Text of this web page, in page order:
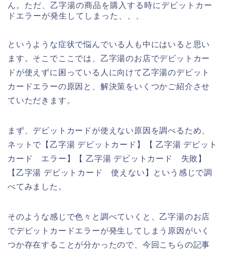
ん。ただ、乙字湯の商品を購入する時にデビットカー
ドエラーが発生してしまった、、、
というような症状で悩んでいる人も中にはいると思い
ます。そこでここでは、乙字湯のお店でデビットカー
ドが使えずに困っている人に向けて乙字湯のデビット
カードエラーの原因と、解決策をいくつかご紹介させ
ていただきます。
まず、デビットカードが使えない原因を調べるため、
ネットで【乙字湯 デビットカード】【 乙字湯 デビット
カード エラー】【 乙字湯 デビットカード 失敗】
【乙字湯 デビットカード 使えない】という感じで調
べてみました。
そのような感じで色々と調べていくと、乙字湯のお店
でデビットカードエラーが発生してしまう原因がいく
つか存在することが分かったので、今回こちらの記事